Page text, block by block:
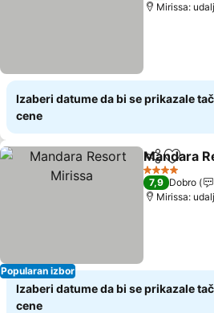
Mirissa:
Izaberi datume da bi se prikazale
cene
Popularan izbor
Deli
Mandara
4 Zvezdice
7,9 Dobro
Mirissa:
Izaberi datume da bi se prikazale
cene